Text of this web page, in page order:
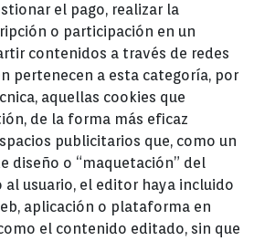
el pago, realizar la
o participación en un
contenidos a través de redes
pertenecen a esta categoría, por
aquellas cookies que
de la forma más eficaz
publicitarios que, como un
diseño o “maquetación” del
usuario, el editor haya incluido
aplicación o plataforma en
el contenido editado, sin que